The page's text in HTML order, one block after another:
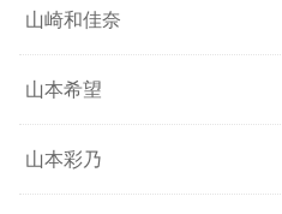
山崎和佳奈
山本希望
山本彩乃